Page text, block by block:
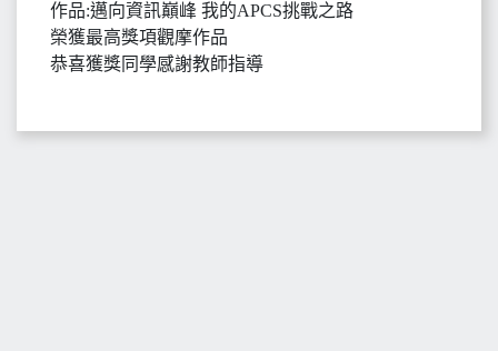
作品:邁向資訊巔峰 我的APCS挑戰之路
榮獲最高獎項觀摩作品
恭喜獲獎同學感謝教師指導